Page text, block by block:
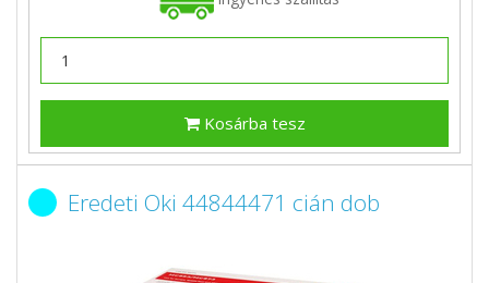
Kosárba tesz
Eredeti Oki 44844471 cián dob